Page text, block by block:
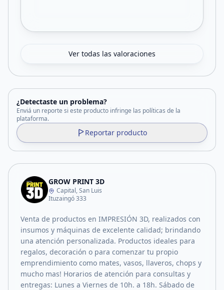
Ver todas las valoraciones
¿Detectaste un problema?
Enviá un reporte si este producto infringe las políticas de la
plataforma.
Reportar producto
GROW PRINT 3D
Capital, San Luis
Ituzaingó 333
Venta de productos en IMPRESIÓN 3D, realizados con
insumos y máquinas de excelente calidad; brindando
una atención personalizada. Productos ideales para
regalos, decoración o para comenzar tu propio
emprendimiento como mates, vasos, llaveros, chops y
mucho mas! Horarios de atención para consultas y
entregas: Lunes a Viernes de 10h. a 18h. Sábado de